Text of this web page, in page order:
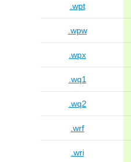
.wpt
.wpw
.wpx
.wq1
.wq2
.wrf
.wri